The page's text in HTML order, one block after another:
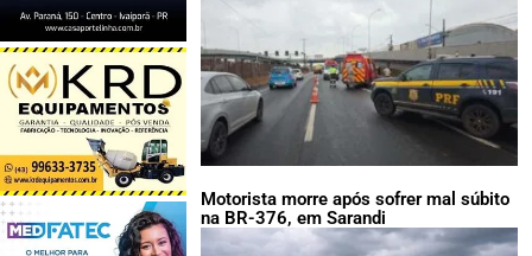
Motorista morre após sofrer mal súbito
na BR-376, em Sarandi